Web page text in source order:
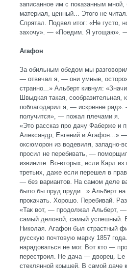
записанное им с показанным
материал, ценный... Этого не
Спрятал. Подвел итог: «Не густо,
захочу». — «Поедим. Я угощаю».
Агафон
За обильным обедом мы
— отвечал я, — они умные,
странно...» Альберт кивнул:
Швыдкая такая,
поблагодарил я, — искренне
получится», — пожал плечами я.
«Это рассказ про дачу Фаберже и
Александр, Евгений и Агафон...»
оксюморон из водевиля,
просил не перебивать, —
извините. Во-вторых, если Карл из
третьих, даже если перешел в
— без вариантов. На самом деле
было бы пруд пруди...» Альберт
прокачать. Хорошо. Перебивай.
«Так вот, — продолжал Альберт,
самый деловой, самый успешный.
Николая. Агафон был страстный
русскую почтовую марку 1857
нарадоваться не мог. Вот кто —
перестроил. Не дача — дворец.
стеклянной крышей. В самой даче